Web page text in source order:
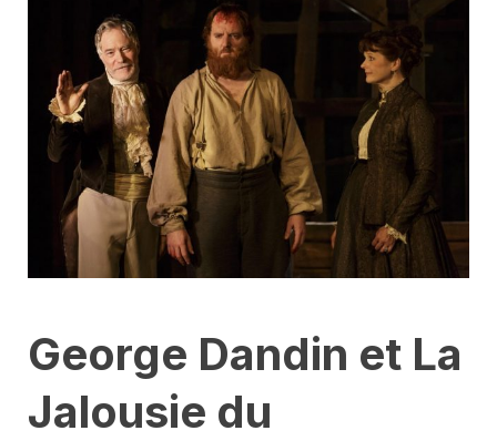
George Dandin et La
Jalousie du